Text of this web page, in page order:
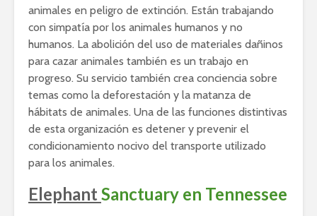
animales en peligro de extinción. Están trabajando
con simpatía por los animales humanos y no
humanos. La abolición del uso de materiales dañinos
para cazar animales también es un trabajo en
progreso. Su servicio también crea conciencia sobre
temas como la deforestación y la matanza de
hábitats de animales. Una de las funciones distintivas
de esta organización es detener y prevenir el
condicionamiento nocivo del transporte utilizado
para los animales.
Elephant Sanctuary en Tennessee